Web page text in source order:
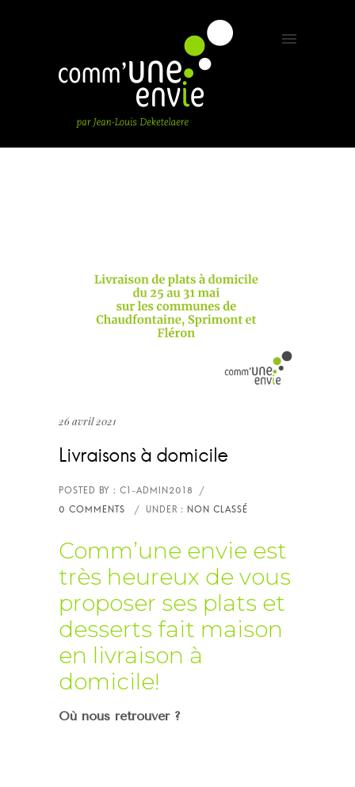
26 avril 2021
Livraisons à domicile
Comm’une envie est
très heureux de vous
proposer ses plats et
desserts fait maison
en livraison à
domicile!
Où nous retrouver ?